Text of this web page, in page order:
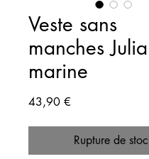
Veste sans
manches
marine
43,90 €
Rupture de